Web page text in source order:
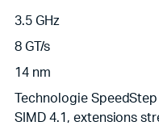
3.5 GHz
8 GT/s
14 nm
Technologie
SIMD 4.1, extensions